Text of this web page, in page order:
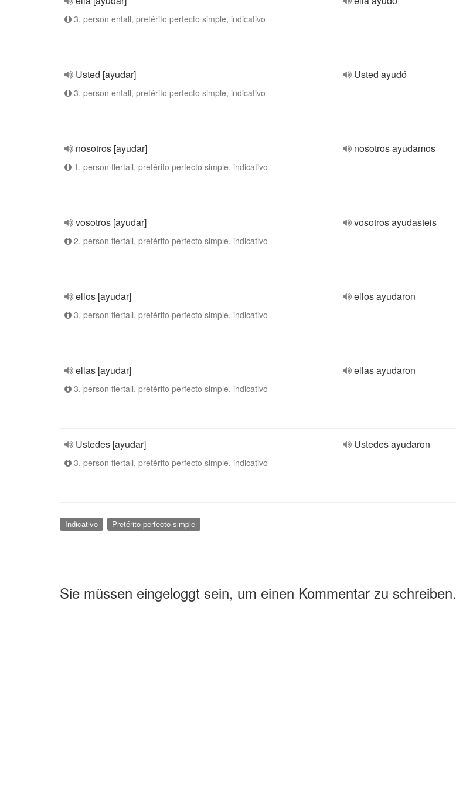
3. person entall, pretérito perfecto simple, indicativo
Usted [ayudar]
3. person entall, pretérito perfecto simple, indicativo
Usted ayudó
nosotros [ayudar]
1. person flertall, pretérito perfecto simple, indicativo
nosotros ayudamos
vosotros [ayudar]
2. person flertall, pretérito perfecto simple, indicativo
vosotros ayudasteis
ellos [ayudar]
3. person flertall, pretérito perfecto simple, indicativo
ellos ayudaron
ellas [ayudar]
3. person flertall, pretérito perfecto simple, indicativo
ellas ayudaron
Ustedes [ayudar]
3. person flertall, pretérito perfecto simple, indicativo
Ustedes ayudaron
Indicativo Pretérito perfecto simple
Sie müssen eingeloggt sein, um einen Kommentar zu schreiben.